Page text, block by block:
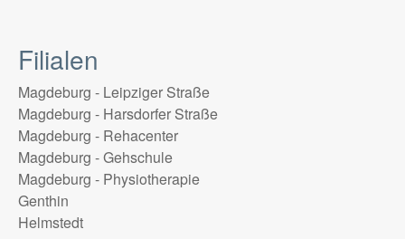
Filialen
Magdeburg - Leipziger Straße
Magdeburg - Harsdorfer Straße
Magdeburg - Rehacenter
Magdeburg - Gehschule
Magdeburg - Physiotherapie
Genthin
Helmstedt